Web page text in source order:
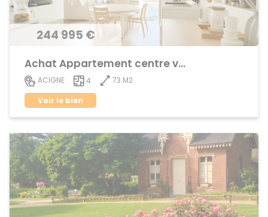
244 995 €
Achat Appartement centre ville
ACIGNE 4
73 M2
Voir le bien